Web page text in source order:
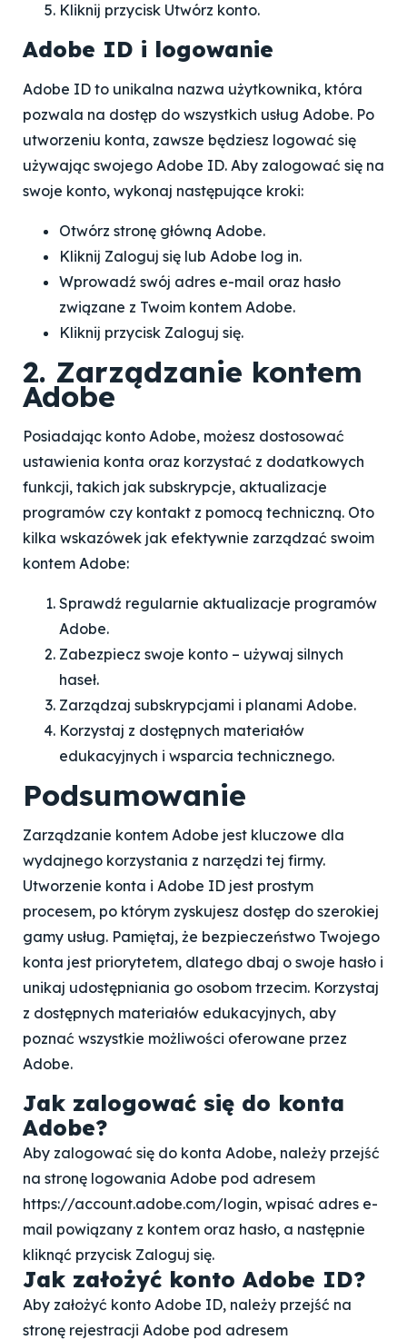
Kliknij przycisk Utwórz konto.
Adobe ID i logowanie
Adobe ID to unikalna nazwa użytkownika, która
pozwala na dostęp do wszystkich usług Adobe. Po
utworzeniu konta, zawsze będziesz logować się
używając swojego Adobe ID. Aby zalogować się na
swoje konto, wykonaj następujące kroki:
Otwórz stronę główną Adobe.
Kliknij Zaloguj się lub Adobe log in.
Wprowadź swój adres e-mail oraz hasło
związane z Twoim kontem Adobe.
Kliknij przycisk Zaloguj się.
2. Zarządzanie kontem
Adobe
Posiadając konto Adobe, możesz dostosować
ustawienia konta oraz korzystać z dodatkowych
funkcji, takich jak subskrypcje, aktualizacje
programów czy kontakt z pomocą techniczną. Oto
kilka wskazówek jak efektywnie zarządzać swoim
kontem Adobe:
Sprawdź regularnie aktualizacje programów
Adobe.
Zabezpiecz swoje konto – używaj silnych
haseł.
Zarządzaj subskrypcjami i planami Adobe.
Korzystaj z dostępnych materiałów
edukacyjnych i wsparcia technicznego.
Podsumowanie
Zarządzanie kontem Adobe jest kluczowe dla
wydajnego korzystania z narzędzi tej firmy.
Utworzenie konta i Adobe ID jest prostym
procesem, po którym zyskujesz dostęp do szerokiej
gamy usług. Pamiętaj, że bezpieczeństwo Twojego
konta jest priorytetem, dlatego dbaj o swoje hasło i
unikaj udostępniania go osobom trzecim. Korzystaj
z dostępnych materiałów edukacyjnych, aby
poznać wszystkie możliwości oferowane przez
Adobe.
Jak zalogować się do konta
Adobe?
Aby zalogować się do konta Adobe, należy przejść
na stronę logowania Adobe pod adresem
https://account.adobe.com/login, wpisać adres e-
mail powiązany z kontem oraz hasło, a następnie
kliknąć przycisk Zaloguj się.
Jak założyć konto Adobe ID?
Aby założyć konto Adobe ID, należy przejść na
stronę rejestracji Adobe pod adresem